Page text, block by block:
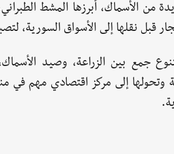
من الأسماك، أبرزها المشط
قبل نقلها إلى الأسواق السورية،
جمع بين الزراعة، وصيد
وتحولها إلى مركز اقتصادي مهم في